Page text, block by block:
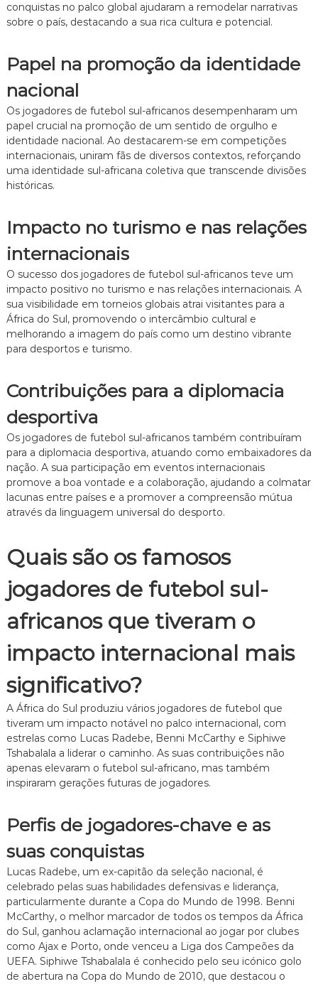
conquistas no palco global ajudaram a remodelar narrativas
sobre o país, destacando a sua rica cultura e potencial.
Papel na promoção da identidade
nacional
Os jogadores de futebol sul-africanos desempenharam um
papel crucial na promoção de um sentido de orgulho e
identidade nacional. Ao destacarem-se em competições
internacionais, uniram fãs de diversos contextos, reforçando
uma identidade sul-africana coletiva que transcende divisões
históricas.
Impacto no turismo e nas relações
internacionais
O sucesso dos jogadores de futebol sul-africanos teve um
impacto positivo no turismo e nas relações internacionais. A
sua visibilidade em torneios globais atrai visitantes para a
África do Sul, promovendo o intercâmbio cultural e
melhorando a imagem do país como um destino vibrante
para desportos e turismo.
Contribuições para a diplomacia
desportiva
Os jogadores de futebol sul-africanos também contribuíram
para a diplomacia desportiva, atuando como embaixadores da
nação. A sua participação em eventos internacionais
promove a boa vontade e a colaboração, ajudando a colmatar
lacunas entre países e a promover a compreensão mútua
através da linguagem universal do desporto.
Quais são os famosos
jogadores de futebol sul-
africanos que tiveram o
impacto internacional mais
significativo?
A África do Sul produziu vários jogadores de futebol que
tiveram um impacto notável no palco internacional, com
estrelas como Lucas Radebe, Benni McCarthy e Siphiwe
Tshabalala a liderar o caminho. As suas contribuições não
apenas elevaram o futebol sul-africano, mas também
inspiraram gerações futuras de jogadores.
Perfis de jogadores-chave e as
suas conquistas
Lucas Radebe, um ex-capitão da seleção nacional, é
celebrado pelas suas habilidades defensivas e liderança,
particularmente durante a Copa do Mundo de 1998. Benni
McCarthy, o melhor marcador de todos os tempos da África
do Sul, ganhou aclamação internacional ao jogar por clubes
como Ajax e Porto, onde venceu a Liga dos Campeões da
UEFA. Siphiwe Tshabalala é conhecido pelo seu icónico golo
de abertura na Copa do Mundo de 2010, que destacou o